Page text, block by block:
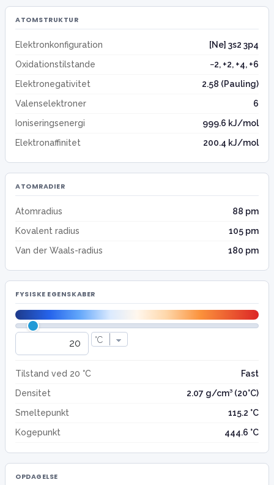
ATOMSTRUKTUR
Elektronkonfiguration
[Ne] 3s2 3p4
Oxidationstilstande
−2, +2, +4, +6
Elektronegativitet
2.58 (Pauling)
Valenselektroner
6
Ioniseringsenergi
999.6 kJ/mol
Elektronaffinitet
200.4 kJ/mol
ATOMRADIER
Atomradius
88 pm
Kovalent radius
105 pm
Van der Waals-radius
180 pm
FYSISKE EGENSKABER
Tilstand ved 20 °C
Fast
Densitet
2.07 g/cm³ (20°C)
Smeltepunkt
115.2 °C
Kogepunkt
444.6 °C
OPDAGELSE